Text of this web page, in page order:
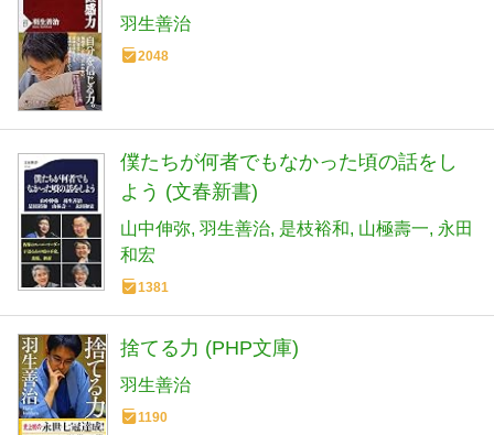
羽生善治
2048
僕たちが何者でもなかった頃の話をし
よう (文春新書)
山中伸弥 羽生善治 是枝裕和 山極壽一 永田
和宏
1381
捨てる力 (PHP文庫)
羽生善治
1190